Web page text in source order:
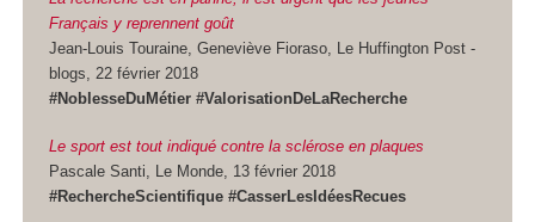
Français y reprennent goût
Jean-Louis Touraine, Geneviève Fioraso, Le Huffington Post -
blogs, 22 février 2018
#NoblesseDuMétier #ValorisationDeLaRecherche
Le sport est tout indiqué contre la sclérose en plaques
Pascale Santi, Le Monde, 13 février 2018
#RechercheScientifique #CasserLesIdéesRecues